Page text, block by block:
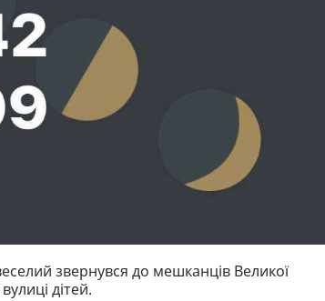
звернувся до мешканців Великої
дітей.